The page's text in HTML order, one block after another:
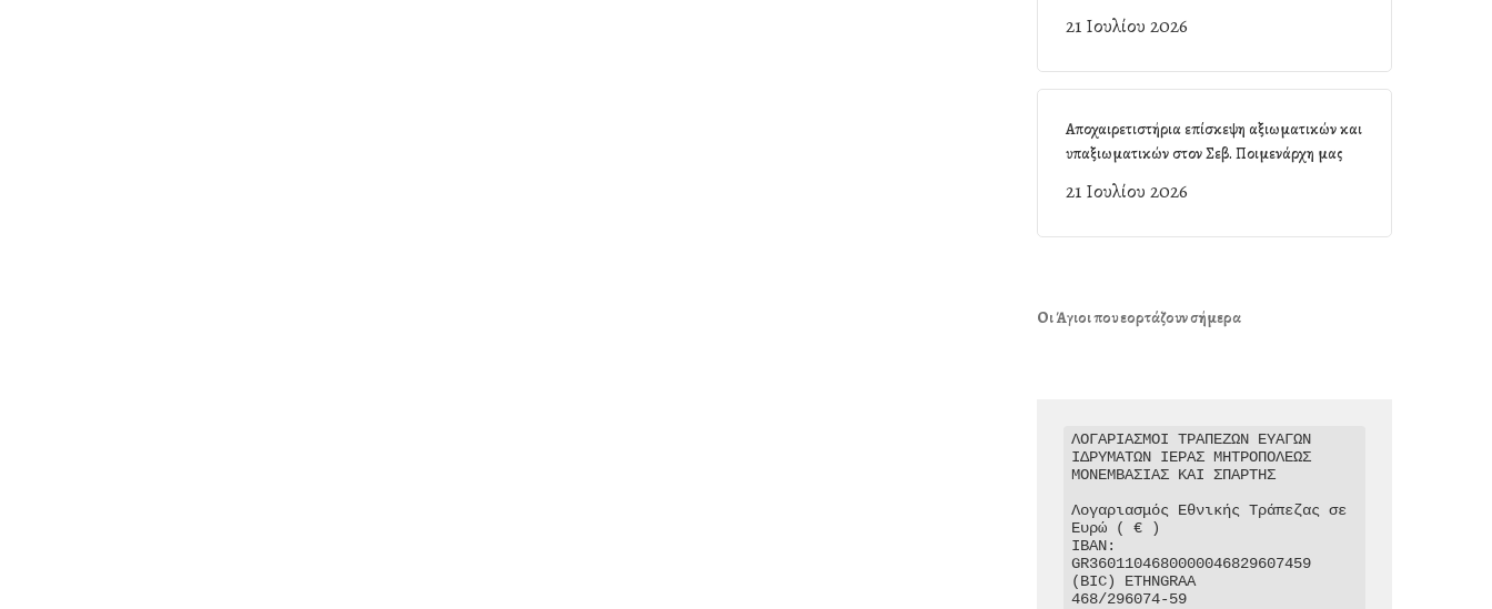
21 Ιουλίου 2026
Αποχαιρετιστήρια επίσκεψη αξιωματικών και
υπαξιωματικών στον Σεβ. Ποιμενάρχη μας
21 Ιουλίου 2026
Οι Άγιοι που εορτάζουν σήμερα
ΛΟΓΑΡΙΑΣΜΟΙ ΤΡΑΠΕΖΩΝ ΕΥΑΓΩΝ
ΙΔΡΥΜΑΤΩΝ ΙΕΡΑΣ ΜΗΤΡΟΠΟΛΕΩΣ
ΜΟΝΕΜΒΑΣΙΑΣ ΚΑΙ ΣΠΑΡΤΗΣ
Λογαριασμός Εθνικής Τράπεζας σε
Ευρώ ( € )
IBAN:
GR3601104680000046829607459
(BIC) ETHNGRAA
468/296074-59